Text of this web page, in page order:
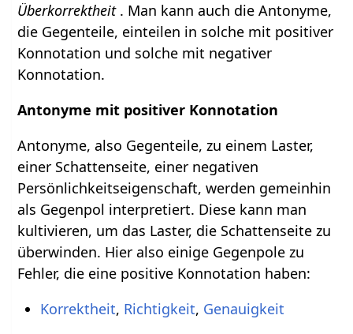
Überkorrektheit . Man kann auch die Antonyme,
die Gegenteile, einteilen in solche mit positiver
Konnotation und solche mit negativer
Konnotation.
Antonyme mit positiver Konnotation
Antonyme, also Gegenteile, zu einem Laster,
einer Schattenseite, einer negativen
Persönlichkeitseigenschaft, werden gemeinhin
als Gegenpol interpretiert. Diese kann man
kultivieren, um das Laster, die Schattenseite zu
überwinden. Hier also einige Gegenpole zu
Fehler, die eine positive Konnotation haben:
Korrektheit, Richtigkeit, Genauigkeit